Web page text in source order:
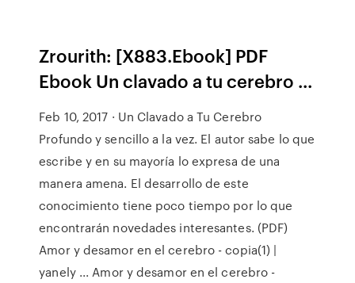
Zrourith: [X883.Ebook] PDF
Ebook Un clavado a tu cerebro ...
Feb 10, 2017 · Un Clavado a Tu Cerebro
Profundo y sencillo a la vez. El autor sabe lo que
escribe y en su mayoría lo expresa de una
manera amena. El desarrollo de este
conocimiento tiene poco tiempo por lo que
encontrarán novedades interesantes. (PDF)
Amor y desamor en el cerebro - copia(1) |
yanely ... Amor y desamor en el cerebro -